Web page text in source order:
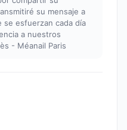
su mensaje a
esfuerzan cada día
a nuestros
- Méanail Paris